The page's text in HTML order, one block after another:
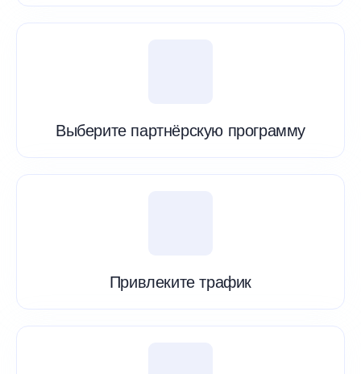
Выберите партнёрскую программу
Привлеките трафик